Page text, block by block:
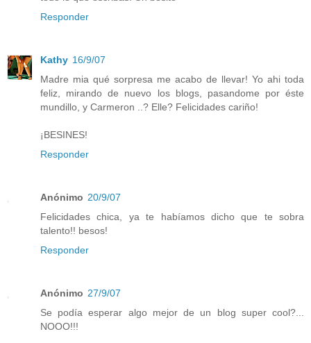
Responder
Kathy 16/9/07
Madre mia qué sorpresa me acabo de llevar! Yo ahi toda
feliz, mirando de nuevo los blogs, pasandome por éste
mundillo, y Carmeron ..? Elle? Felicidades cariño!
¡BESINES!
Responder
Anónimo 20/9/07
Felicidades chica, ya te habíamos dicho que te sobra
talento!! besos!
Responder
Anónimo 27/9/07
Se podía esperar algo mejor de un blog super cool?...
NOOO!!!